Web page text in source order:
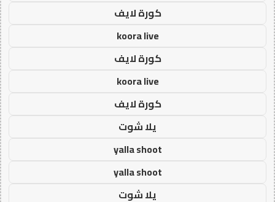
كورة لايف
koora live
كورة لايف
koora live
كورة لايف
يلا شوت
yalla shoot
yalla shoot
يلا شوت